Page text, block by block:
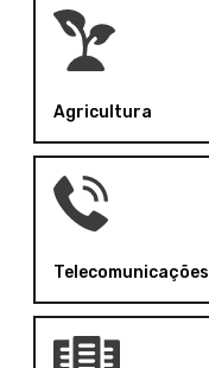
Agricultura
Telecomunicações